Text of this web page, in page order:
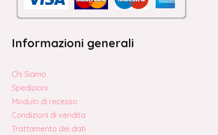
Informazioni generali
Chi Siamo
Spedizioni
Modulo di recesso
Condizioni di vendita
Trattamento dei dati